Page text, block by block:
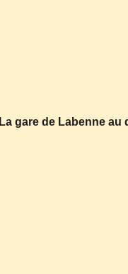
La gare de Labenne